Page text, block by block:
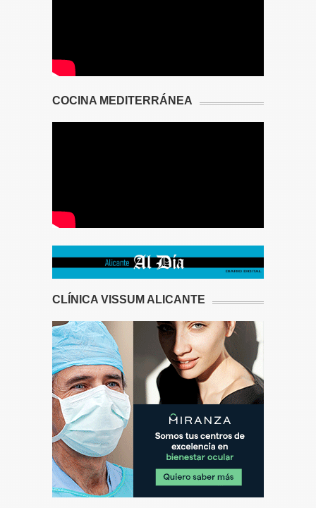
COCINA MEDITERRÁNEA
CLÍNICA VISSUM ALICANTE